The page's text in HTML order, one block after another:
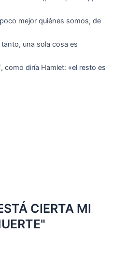
mejor quiénes somos, de
una sola cosa es
como diría Hamlet: «el resto es
CIERTA MI